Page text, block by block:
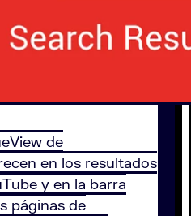
de
en los resultados
y en la barra
páginas de